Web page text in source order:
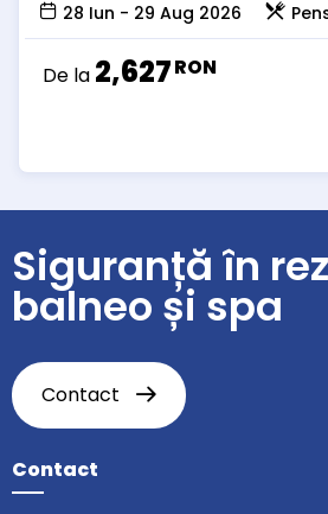
28 Iun - 29 Aug 2026
De la 2,627RON
Siguranță în
balneo și spa
Contact
Contact